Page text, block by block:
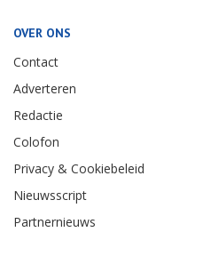
OVER ONS
Contact
Adverteren
Redactie
Colofon
Privacy & Cookiebeleid
Nieuwsscript
Partnernieuws